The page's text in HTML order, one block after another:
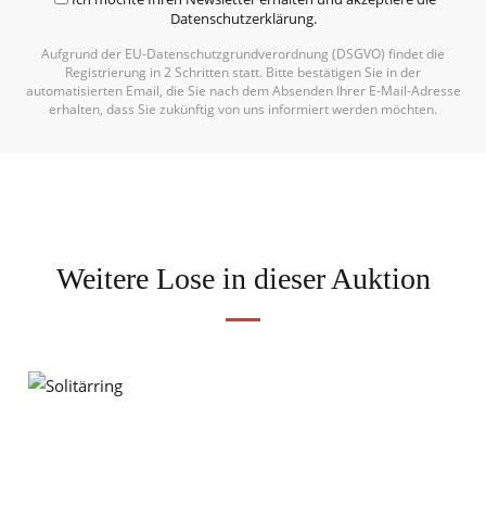
Datenschutzerklärung.
Aufgrund der EU-Datenschutzgrundverordnung (DSGVO) findet die
Registrierung in 2 Schritten statt. Bitte bestätigen Sie in der
automatisierten Email, die Sie nach dem Absenden Ihrer E-Mail-Adresse
erhalten, dass Sie zukünftig von uns informiert werden möchten.
Weitere Lose in dieser Auktion